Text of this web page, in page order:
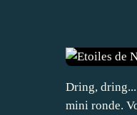
Dring,
mini ronde.